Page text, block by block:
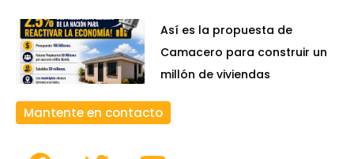
Así es la propuesta de
Camacero para construir un
millón de viviendas
Mantente en contacto